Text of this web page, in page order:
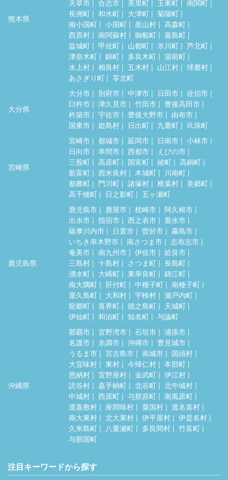
熊本県
天草市
合志市 美里町 玉東町
南関町
長洲町
和水町 大津町
菊陽町
南小国町
小国町 産山村
高森町
西原村
南阿蘇村 御船町
嘉島町
益城町
甲佐町 山都町 氷川町
芦北町
津奈木町
錦町 多良木町
湯前町
水上村
相良村 五木村 山江村
球磨村
あさぎり町
苓北町
大分県
大分市 別府市 中津市 日田市
佐伯市
臼杵市
津久見市 竹田市
豊後高田市
杵築市
宇佐市 豊後大野市
由布市
国東市
姫島村 日出町 九重町 玖珠町
宮崎県
宮崎市 都城市 延岡市 日南市
小林市
日向市
串間市 西都市
えびの市
三股町
高原町 国富町 綾町
高鍋町
新富町
西米良村 木城町
川南町
都農町
門川町 諸塚村 椎葉村
美郷町
高千穂町
日之影町 五ヶ瀬町
鹿児島県
鹿児島市 鹿屋市 枕崎市
阿久根市
出水市
指宿市 西之表市
垂水市
薩摩川内市
日置市 曽於市
霧島市
いちき串木野市
南さつま市
志布志市
奄美市
南九州市 伊佐市
姶良市
三島村
十島村 さつま町
長島町
湧水町
大崎町 東串良町
錦江町
南大隅町
肝付町 中種子町
南種子町
屋久島町
大和村 宇検村
瀬戸内町
龍郷町
喜界町 徳之島町
天城町
伊仙町
和泊町 知名町 与論町
沖縄県
那覇市 宜野湾市 石垣市
浦添市
名護市
糸満市 沖縄市
豊見城市
うるま市
宮古島市 南城市
国頭村
大宜味村
東村 今帰仁村
本部町
恩納村
宜野座村 金武町
伊江村
読谷村
嘉手納町 北谷町
北中城村
中城村
西原町 与那原町
南風原町
渡嘉敷村
座間味村 粟国村
渡名喜村
南大東村
北大東村 伊平屋村
伊是名村
久米島町
八重瀬町 多良間村
竹富町
与那国町
注目キーワードから探す